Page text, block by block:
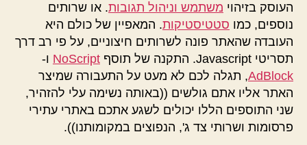
העוסק בזיהוי משתמש וניהול תגובות. או שרותים
נוספים, כמו סטטיסטיקות. המאפיין של כולם היא
העובדה שהאתר פונה לשרותים חיצוניים, על פי רב דרך
תסריטי Javascript. התקנה של תוסף
NoScript ו-
AdBlock, תגלה לכם לא מעט על התעבורה שמיצר
האתר אליו אתם גולשים ((באותה נשימה עלי להזהיר,
שני התוספים הללו יכולים לשגע אתכם באתרי עתירי
פרסומות ושרותי צד ג', הנפוצים במקומותנו)).